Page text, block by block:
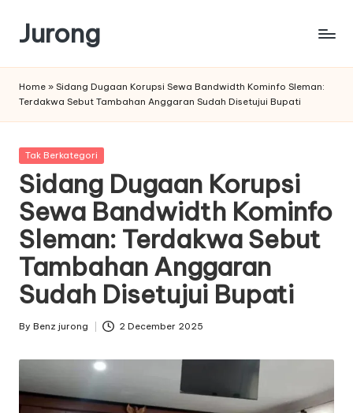
content
Jurong
Home » Sidang Dugaan Korupsi Sewa Bandwidth Kominfo Sleman:
Terdakwa Sebut Tambahan Anggaran Sudah Disetujui Bupati
Posted
Tak Berkategori
Sidang Dugaan Korupsi
Sewa Bandwidth Kominfo
Sleman: Terdakwa Sebut
Tambahan Anggaran
Sudah Disetujui Bupati
Posted
By Benz jurong 2 December 2025